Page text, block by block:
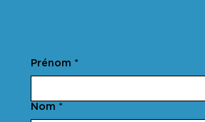
Prénom *
Nom *